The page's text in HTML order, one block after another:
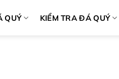
QUÝ KIỂM TRA ĐÁ QUÝ